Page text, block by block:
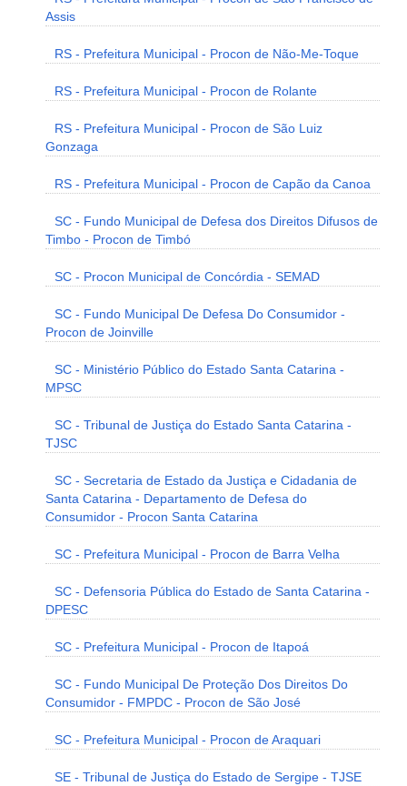
Assis
RS - Prefeitura Municipal - Procon de Não-Me-Toque
RS - Prefeitura Municipal - Procon de Rolante
RS - Prefeitura Municipal - Procon de São Luiz
Gonzaga
RS - Prefeitura Municipal - Procon de Capão da Canoa
SC - Fundo Municipal de Defesa dos Direitos Difusos de
Timbo - Procon de Timbó
SC - Procon Municipal de Concórdia - SEMAD
SC - Fundo Municipal De Defesa Do Consumidor -
Procon de Joinville
SC - Ministério Público do Estado Santa Catarina -
MPSC
SC - Tribunal de Justiça do Estado Santa Catarina -
TJSC
SC - Secretaria de Estado da Justiça e Cidadania de
Santa Catarina - Departamento de Defesa do
Consumidor - Procon Santa Catarina
SC - Prefeitura Municipal - Procon de Barra Velha
SC - Defensoria Pública do Estado de Santa Catarina -
DPESC
SC - Prefeitura Municipal - Procon de Itapoá
SC - Fundo Municipal De Proteção Dos Direitos Do
Consumidor - FMPDC - Procon de São José
SC - Prefeitura Municipal - Procon de Araquari
SE - Tribunal de Justiça do Estado de Sergipe - TJSE